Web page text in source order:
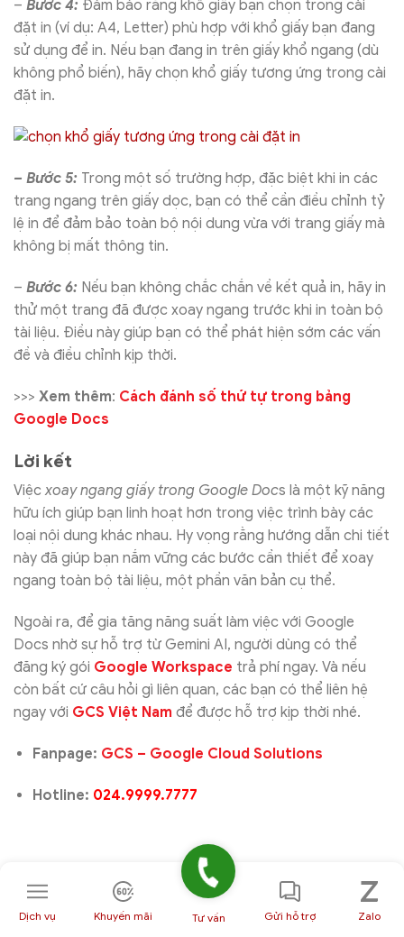
– Bước 4: Đảm bảo rằng khổ giấy bạn chọn trong cài
đặt in (ví dụ: A4, Letter) phù hợp với khổ giấy bạn đang
sử dụng để in. Nếu bạn đang in trên giấy khổ ngang (dù
không phổ biến), hãy chọn khổ giấy tương ứng trong cài
đặt in.
– Bước 5: Trong một số trường hợp, đặc biệt khi in các
trang ngang trên giấy dọc, bạn có thể cần điều chỉnh tỷ
lệ in để đảm bảo toàn bộ nội dung vừa với trang giấy mà
không bị mất thông tin.
– Bước 6: Nếu bạn không chắc chắn về kết quả in, hãy in
thử một trang đã được xoay ngang trước khi in toàn bộ
tài liệu. Điều này giúp bạn có thể phát hiện sớm các vấn
đề và điều chỉnh kịp thời.
>>> Xem thêm: Cách đánh số thứ tự trong bảng
Google Docs
Lời kết
Việc xoay ngang giấy trong Google Docs là một kỹ năng
hữu ích giúp bạn linh hoạt hơn trong việc trình bày các
loại nội dung khác nhau. Hy vọng rằng hướng dẫn chi tiết
này đã giúp bạn nắm vững các bước cần thiết để xoay
ngang toàn bộ tài liệu, một phần văn bản cụ thể.
Ngoài ra, để gia tăng năng suất làm việc với Google
Docs nhờ sự hỗ trợ từ Gemini AI, người dùng có thể
đăng ký gói Google Workspace trả phí ngay. Và nếu
còn bất cứ câu hỏi gì liên quan, các bạn có thể liên hệ
ngay với GCS Việt Nam để được hỗ trợ kịp thời nhé.
Fanpage: GCS – Google Cloud Solutions
Hotline: 024.9999.7777
Dịch vụ Khuyến mãi Tư vấn Gửi hỗ trợ Zalo